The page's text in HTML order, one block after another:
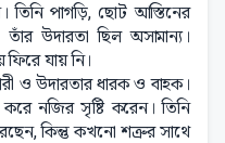
তিনি পাগড়ি, ছোট আস্তিনের
উদারতা ছিল অসামান্য।
ফিরে যায় নি।
ও উদারতার ধারক ও বাহক।
নজির সৃষ্টি করেন। তিনি
কিন্তু কখনো শত্রুর সাথে